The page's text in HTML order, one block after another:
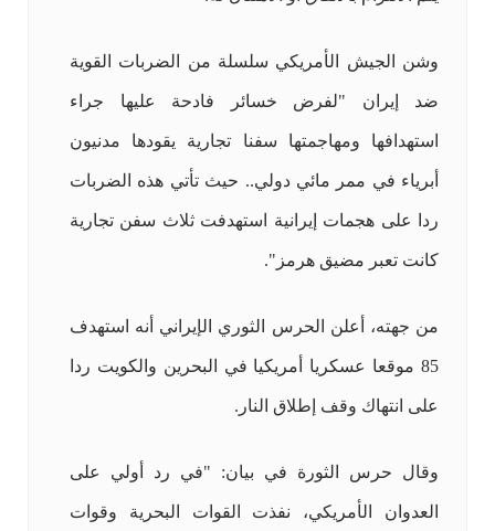
وشن الجيش الأمريكي سلسلة من الضربات القوية
ضد إيران "لفرض خسائر فادحة عليها جراء
استهدافها ومهاجمتها سفنا تجارية يقودها مدنيون
أبرياء في ممر مائي دولي.. حيث تأتي هذه الضربات
ردا على هجمات إيرانية استهدفت ثلاث سفن تجارية
كانت تعبر مضيق هرمز".
من جهته، أعلن الحرس الثوري الإيراني أنه استهدف
85 موقعا عسكريا أمريكيا في البحرين والكويت ردا
على انتهاك وقف إطلاق النار.
وقال حرس الثورة في بيان: "في رد أولي على
العدوان الأمريكي، نفذت القوات البحرية وقوات